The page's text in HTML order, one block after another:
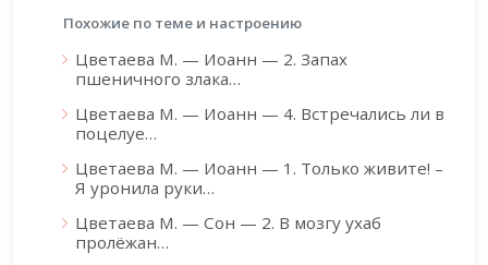
Похожие по теме и настроению
Цветаева М. — Иоанн — 2. Запах
пшеничного злака…
Цветаева М. — Иоанн — 4. Встречались ли в
поцелуе…
Цветаева М. — Иоанн — 1. Только живите! –
Я уронила руки…
Цветаева М. — Сон — 2. В мозгу ухаб
пролёжан…